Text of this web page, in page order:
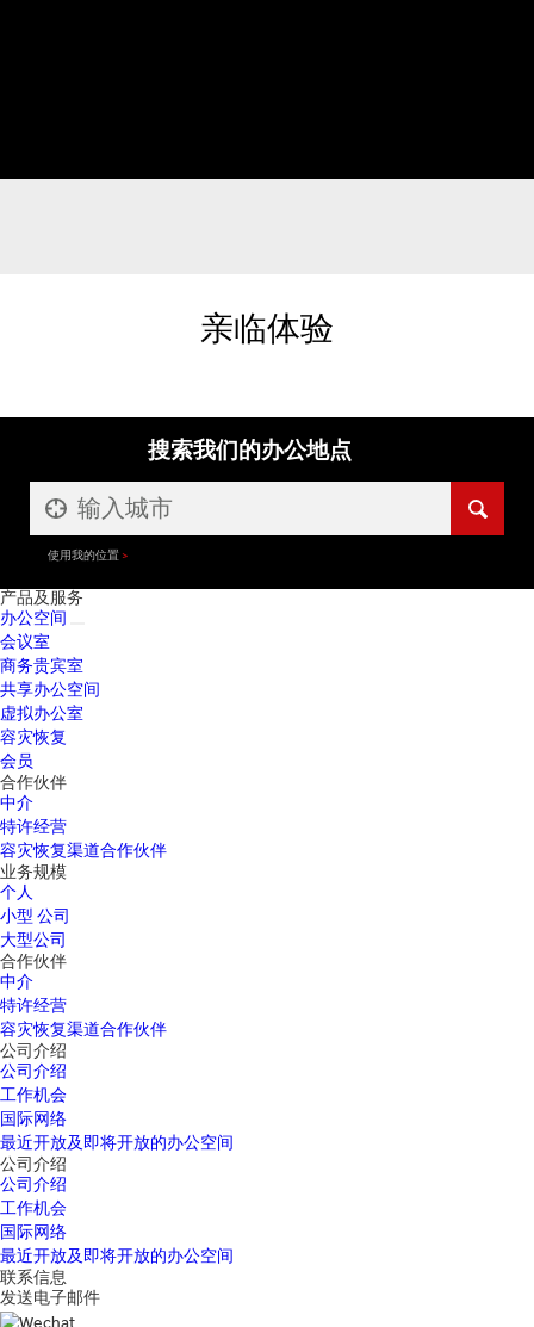
亲临体验
搜索我们的办公地点
使用我的位置
产品及服务
办公空间
会议室
商务贵宾室
共享办公空间
虚拟办公室
容灾恢复
会员
合作伙伴
中介
特许经营
容灾恢复渠道合作伙伴
业务规模
个人
小型 公司
大型公司
合作伙伴
中介
特许经营
容灾恢复渠道合作伙伴
公司介绍
公司介绍
工作机会
国际网络
最近开放及即将开放的办公空间
公司介绍
公司介绍
工作机会
国际网络
最近开放及即将开放的办公空间
联系信息
发送电子邮件